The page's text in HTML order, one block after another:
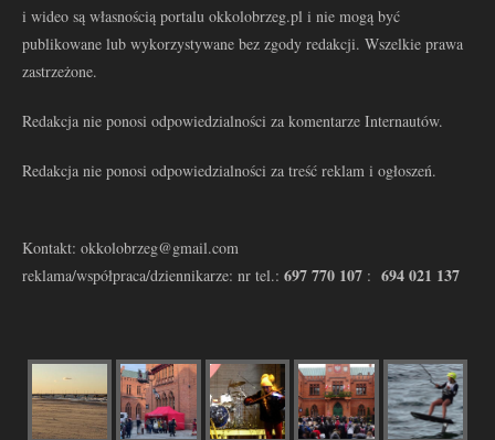
i wideo są własnością portalu okkolobrzeg.pl i nie mogą być
publikowane lub wykorzystywane bez zgody redakcji. Wszelkie prawa
zastrzeżone.
Redakcja nie ponosi odpowiedzialności za komentarze Internautów.
Redakcja nie ponosi odpowiedzialności za treść reklam i ogłoszeń.
Kontakt: okkolobrzeg@gmail.com
reklama/współpraca/dziennikarze: nr tel.: 697 770 107 : 694 021 137